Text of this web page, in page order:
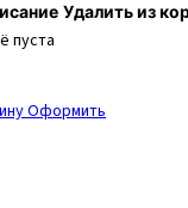
Удалить из
пуста
Оформить